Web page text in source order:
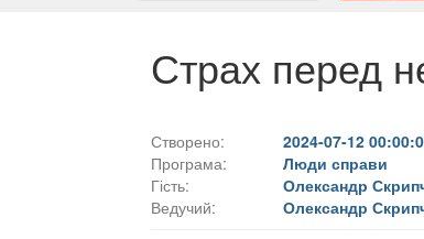
Страх перед
Створено:
2024-07-12
Програма:
Люди справи
Гість:
Олександр
Ведучий:
Олександр